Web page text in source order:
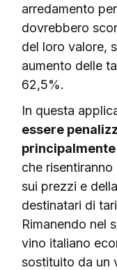
arredamento
dovrebbero
del loro valore,
aumento delle
62,5%.
In questa
essere
che
sui prezzi e
destinatari di
Rimanendo nel
vino italiano
sostituito da un